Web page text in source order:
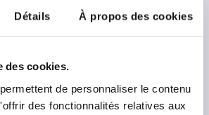
Détails À propos des cookies
des cookies.
de personnaliser le contenu
des fonctionnalités relatives aux
PAR PAIRE (80 000 CYCLES) EN
A3=416 A4=448 A5=160
A6=192
HAUTEUR=54 COURSE S=537